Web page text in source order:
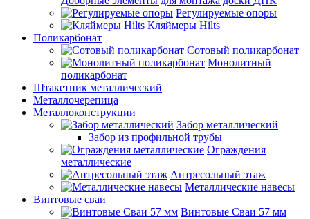
Регулируемые опоры
Кляймеры Hilts
Поликарбонат
Сотовый поликарбонат
Монолитный
поликарбонат
Штакетник металлический
Металлочерепица
Металлоконструкции
Забор металлический
Забор из профильной трубы
Ограждения
металлические
Антресольный этаж
Металлические навесы
Винтовые сваи
Винтовые Сваи 57 мм